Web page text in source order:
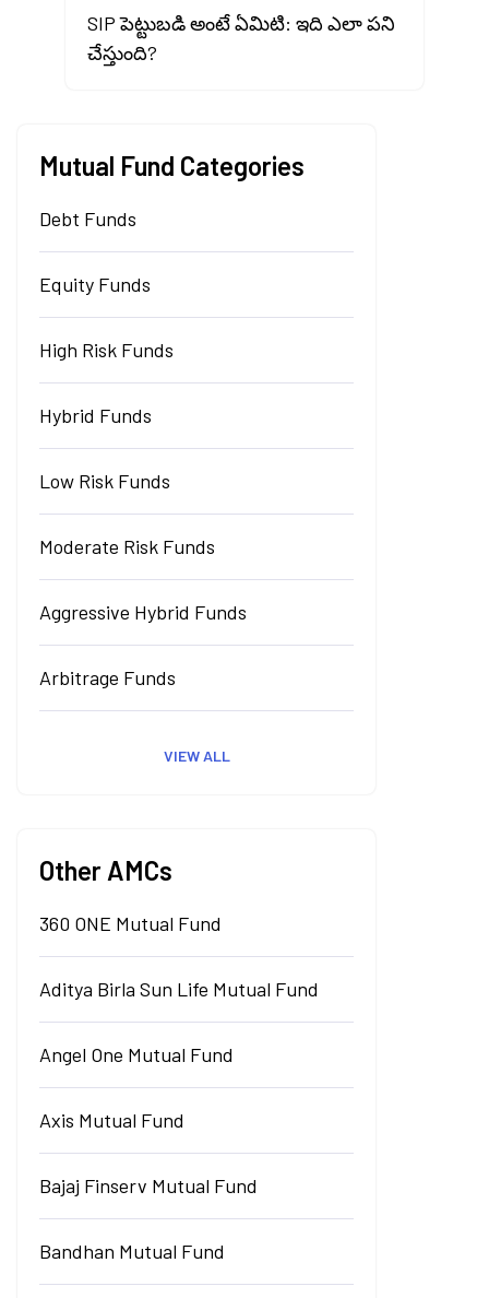
SIP పెట్టుబడి అంటే ఏమిటి: ఇది ఎలా పని
చేస్తుంది?
Mutual Fund Categories
Debt Funds
Equity Funds
High Risk Funds
Hybrid Funds
Low Risk Funds
Moderate Risk Funds
Aggressive Hybrid Funds
Arbitrage Funds
VIEW ALL
Other AMCs
360 ONE Mutual Fund
Aditya Birla Sun Life Mutual Fund
Angel One Mutual Fund
Axis Mutual Fund
Bajaj Finserv Mutual Fund
Bandhan Mutual Fund